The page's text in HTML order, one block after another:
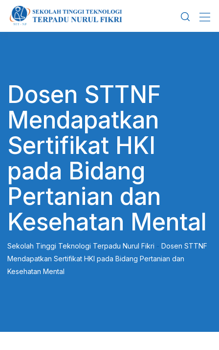
content
Dosen STTNF
Mendapatkan
Sertifikat HKI
pada Bidang
Pertanian dan
Kesehatan Mental
Sekolah Tinggi Teknologi Terpadu Nurul Fikri - Dosen STTNF
Mendapatkan Sertifikat HKI pada Bidang Pertanian dan
Kesehatan Mental